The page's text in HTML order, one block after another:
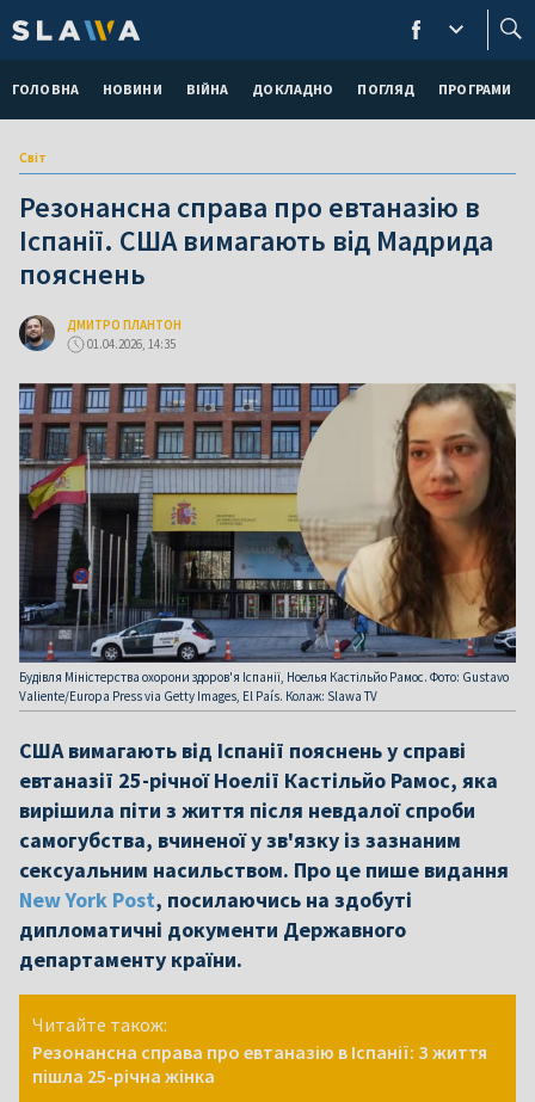
ГОЛОВНА НОВИНИ ВІЙНА ДОКЛАДНО ПОГЛЯД ПРОГРАМИ
Світ
Резонансна справа про евтаназію в
Іспанії. США вимагають від Мадрида
пояснень
ДМИТРО ПЛАНТОН
01.04.2026, 14:35
Будівля Міністерства охорони здоров'я Іспанії, Ноелья Кастільйо Рамос. Фото: Gustavo
Valiente/Europa Press via Getty Images, El País. Колаж: Slawa TV
США вимагають від Іспанії пояснень у справі
евтаназії 25-річної Ноелії Кастільйо Рамос, яка
вирішила піти з життя після невдалої спроби
самогубства, вчиненої у зв'язку із зазнаним
сексуальним насильством. Про це пише видання
New York Post, посилаючись на здобуті
дипломатичні документи Державного
департаменту країни.
Читайте також:
Резонансна справа про евтаназію в Іспанії: З життя
пішла 25-річна жінка